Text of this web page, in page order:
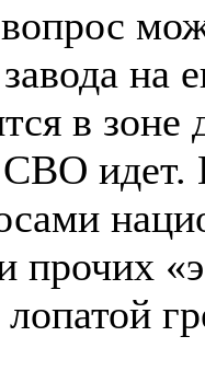
на
в
идет.
прочих